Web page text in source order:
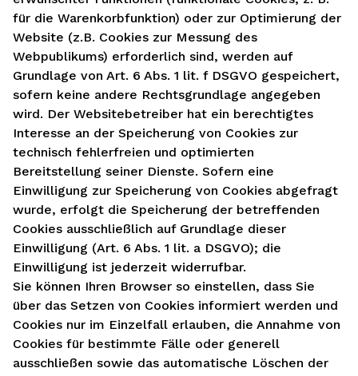
für die Warenkorbfunktion) oder zur Optimierung der
Website (z.B. Cookies zur Messung des
Webpublikums) erforderlich sind, werden auf
Grundlage von Art. 6 Abs. 1 lit. f DSGVO gespeichert,
sofern keine andere Rechtsgrundlage angegeben
wird. Der Websitebetreiber hat ein berechtigtes
Interesse an der Speicherung von Cookies zur
technisch fehlerfreien und optimierten
Bereitstellung seiner Dienste. Sofern eine
Einwilligung zur Speicherung von Cookies abgefragt
wurde, erfolgt die Speicherung der betreffenden
Cookies ausschließlich auf Grundlage dieser
Einwilligung (Art. 6 Abs. 1 lit. a DSGVO); die
Einwilligung ist jederzeit widerrufbar.
Sie können Ihren Browser so einstellen, dass Sie
über das Setzen von Cookies informiert werden und
Cookies nur im Einzelfall erlauben, die Annahme von
Cookies für bestimmte Fälle oder generell
ausschließen sowie das automatische Löschen der